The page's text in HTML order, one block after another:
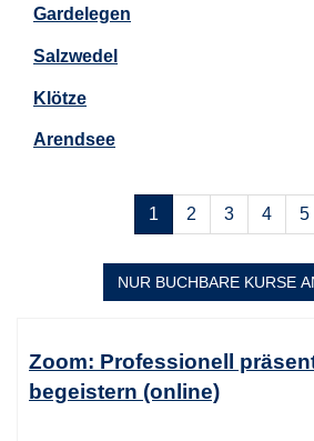
Gardelegen
Salzwedel
Klötze
Arendsee
Seiten
blättern
1 2 3 4 5
NUR BUCHBARE KURSE
Tabellenüberschriften
können
sortiert
Zoom: Professionell
begeistern (online)